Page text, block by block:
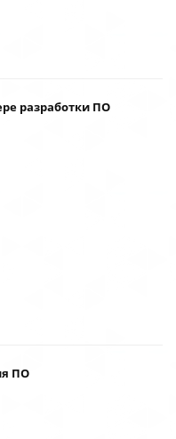
разработки ПО
ПО